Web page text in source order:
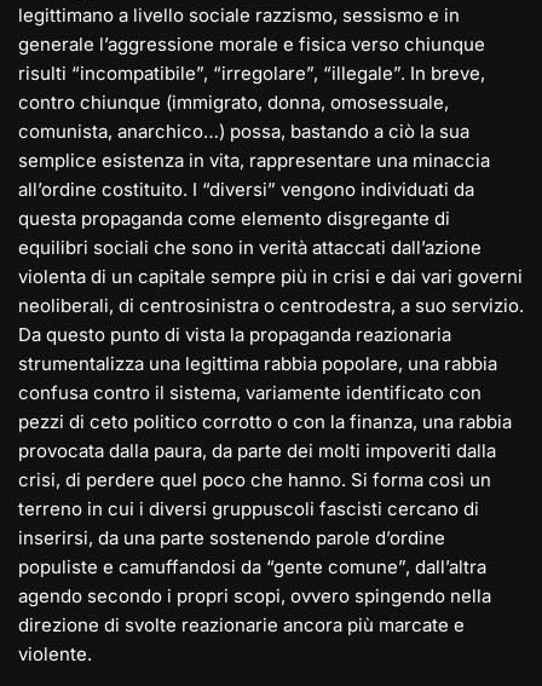
legittimano a livello sociale razzismo, sessismo e in
generale l’aggressione morale e fisica verso chiunque
risulti “incompatibile”, “irregolare”, “illegale”. In breve,
contro chiunque (immigrato, donna, omosessuale,
comunista, anarchico…) possa, bastando a ciò la sua
semplice esistenza in vita, rappresentare una minaccia
all’ordine costituito. I “diversi” vengono individuati da
questa propaganda come elemento disgregante di
equilibri sociali che sono in verità attaccati dall’azione
violenta di un capitale sempre più in crisi e dai vari governi
neoliberali, di centrosinistra o centrodestra, a suo servizio.
Da questo punto di vista la propaganda reazionaria
strumentalizza una legittima rabbia popolare, una rabbia
confusa contro il sistema, variamente identificato con
pezzi di ceto politico corrotto o con la finanza, una rabbia
provocata dalla paura, da parte dei molti impoveriti dalla
crisi, di perdere quel poco che hanno. Si forma così un
terreno in cui i diversi gruppuscoli fascisti cercano di
inserirsi, da una parte sostenendo parole d’ordine
populiste e camuffandosi da “gente comune”, dall’altra
agendo secondo i propri scopi, ovvero spingendo nella
direzione di svolte reazionarie ancora più marcate e
violente.